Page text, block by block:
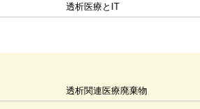
透析医療とIT
透析関連医療廃棄物